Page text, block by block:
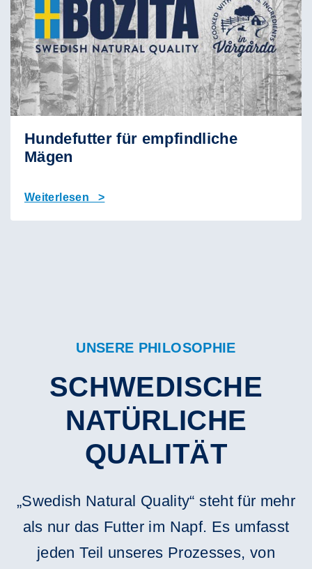
Hundefutter für empfindliche
Mägen
Weiterlesen >
UNSERE PHILOSOPHIE
SCHWEDISCHE
NATÜRLICHE
QUALITÄT
„Swedish Natural Quality“ steht für mehr
als nur das Futter im Napf. Es umfasst
jeden Teil unseres Prozesses, von